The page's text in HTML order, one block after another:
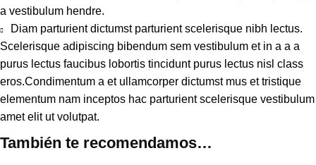
a vestibulum hendre.
Diam parturient dictumst parturient scelerisque nibh lectus.
Scelerisque adipiscing bibendum sem vestibulum et in a a a
purus lectus faucibus lobortis tincidunt purus lectus nisl class
eros.Condimentum a et ullamcorper dictumst mus et tristique
elementum nam inceptos hac parturient scelerisque vestibulum
amet elit ut volutpat.
También te recomendamos…